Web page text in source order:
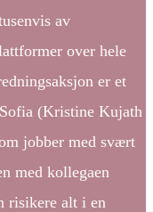
av
over hele
er et
(Kristine Kujath
jobber med svært
med kollegaen
risikere alt i en